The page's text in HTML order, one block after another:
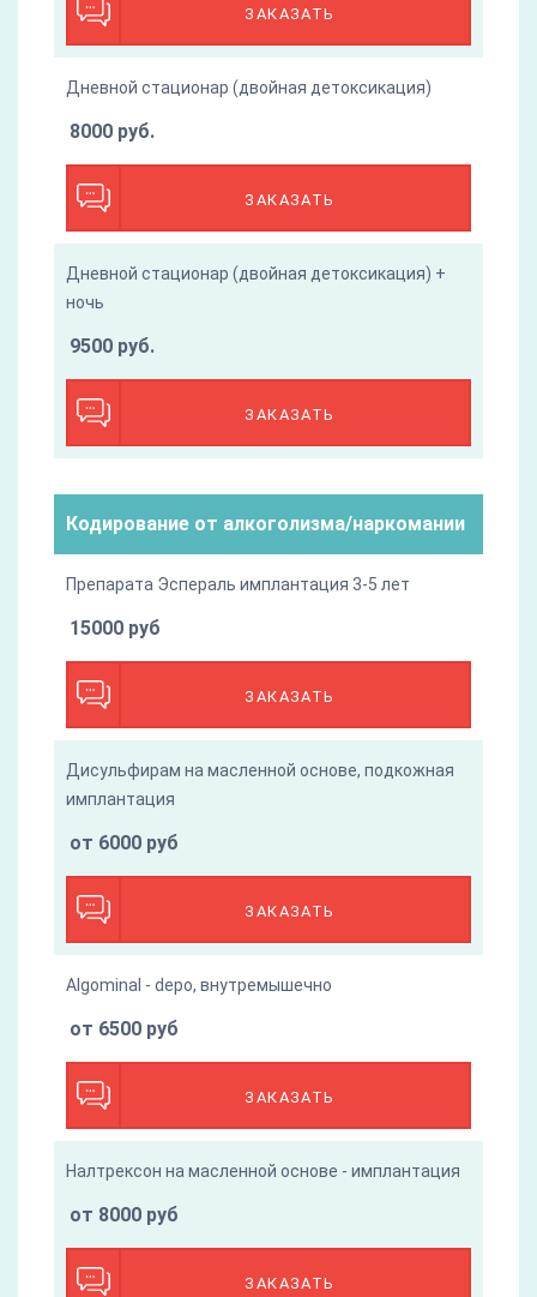
ЗАКАЗАТЬ
Дневной стационар (двойная детоксикация)
ЗАКАЗАТЬ
8000 руб.
Дневной стационар (двойная детоксикация) +
ночь
ЗАКАЗАТЬ
9500 руб.
Кодирование от алкоголизма/наркомании
Препарата Эспераль имплантация 3-5 лет
ЗАКАЗАТЬ
15000 руб
Дисульфирам на масленной основе, подкожная
имплантация
ЗАКАЗАТЬ
от 6000 руб
Algominal - depo, внутремышечно
ЗАКАЗАТЬ
от 6500 руб
Налтрексон на масленной основе - имплантация
ЗАКАЗАТЬ
от 8000 руб